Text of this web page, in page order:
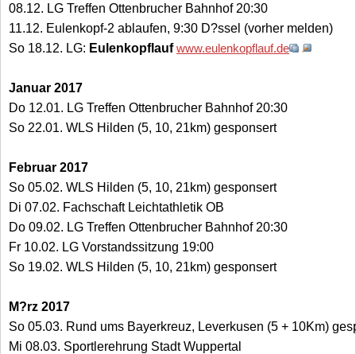
08.12. LG Treffen Ottenbrucher Bahnhof 20:30
11.12. Eulenkopf-2 ablaufen, 9:30 D?ssel (vorher melden)
So 18.12. LG: Eulenkopflauf www.eulenkopflauf.de
Januar 2017
Do 12.01. LG Treffen Ottenbrucher Bahnhof 20:30
So 22.01. WLS Hilden (5, 10, 21km) gesponsert
Februar 2017
So 05.02. WLS Hilden (5, 10, 21km) gesponsert
Di 07.02. Fachschaft Leichtathletik OB
Do 09.02. LG Treffen Ottenbrucher Bahnhof 20:30
Fr 10.02. LG Vorstandssitzung 19:00
So 19.02. WLS Hilden (5, 10, 21km) gesponsert
M?rz 2017
So 05.03. Rund ums Bayerkreuz, Leverkusen (5 + 10Km)
Mi 08.03. Sportlerehrung Stadt Wuppertal